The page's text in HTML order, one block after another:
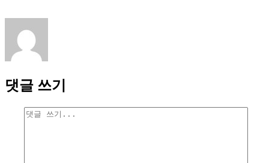
댓글 쓰기